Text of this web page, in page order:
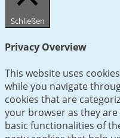
Schließen
Privacy Overview
This website uses
while you navigate
cookies that are
your browser as they
basic functionalities of